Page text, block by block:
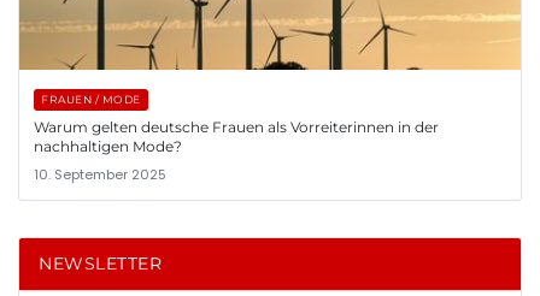
FRAUEN / MODE
Warum gelten deutsche Frauen als Vorreiterinnen in der
nachhaltigen Mode?
10. September 2025
NEWSLETTER